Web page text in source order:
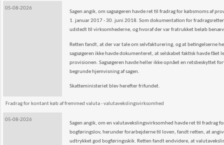
05-08-2026
Sagen angik, om sagsøgeren havde ret til fradrag for købsmoms af
1. januar 2017 - 30. juni 2018. Som dokumentation for
udstedt til virksomhederne, og hvoraf der var fratrukket beløb
Retten fandt, at der var tale om selvfakturering, og at betingelserne
sagsøgeren ikke havde dokumenteret, at selskabet faktisk havde
provisionen. Sagsøgeren havde heller ikke opnået en retsbeskyttet
begrunde hjemvisning af sagen.
Skatteministeriet blev herefter frifundet.
Fradrag for kontant køb af fremmed valuta - valutavekslingsvirksomhed
05-08-2026
Sagen angik, om en valutavekslingsvirksomhed havde ret til
bogføringslov, herunder forarbejderne til loven, fandt retten, at
udtrykket god bogføringsskik. Retten fandt endvidere, at